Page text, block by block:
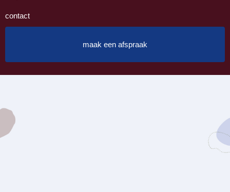
contact
maak een afspraak